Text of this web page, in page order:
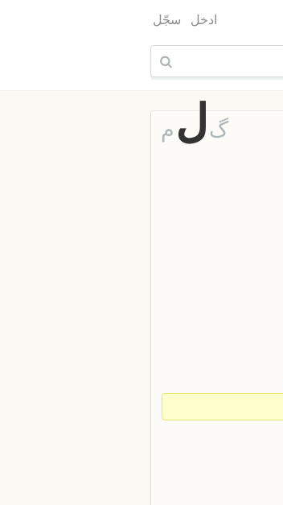
ادخل سجّل
گل م